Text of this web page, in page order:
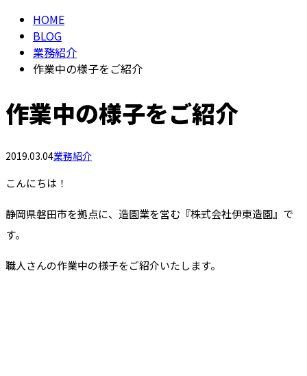
HOME
BLOG
業務紹介
作業中の様子をご紹介
作業中の様子をご紹介
2019.03.04業務紹介
こんにちは！
静岡県磐田市を拠点に、造園業を営む『株式会社伊東造園』で
す。
職人さんの作業中の様子をご紹介いたします。